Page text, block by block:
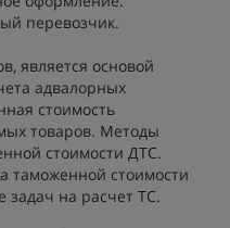
перевозчик.
является основой
адвалорных
стоимость
товаров. Методы
стоимости ДТС.
таможенной стоимости
задач на расчет ТС.